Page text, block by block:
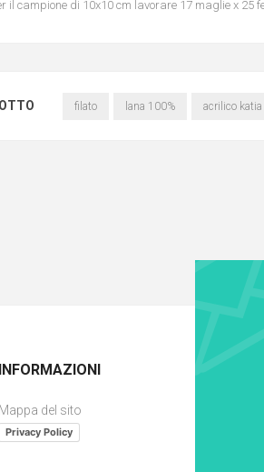
il campione di 10x10 cm lavorare 17 maglie x 25
filato lana 100% acrilico katia
INFORMAZIONI
Mappa del sito
Privacy Policy